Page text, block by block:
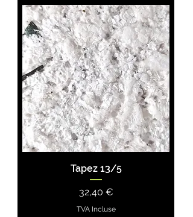
Tapez 13/5
Prix
32,40 €
TVA Incluse